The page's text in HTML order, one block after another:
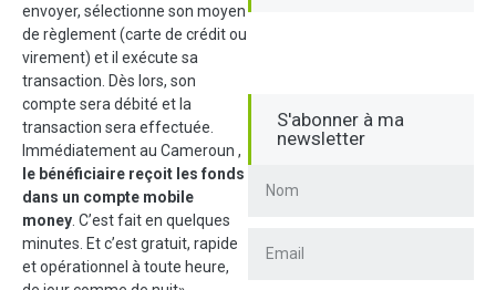
envoyer, sélectionne son moyen
de règlement (carte de crédit ou
virement) et il exécute sa
transaction. Dès lors, son
compte sera débité et la
transaction sera effectuée.
Immédiatement au Cameroun ,
le bénéficiaire reçoit les fonds
dans un compte mobile
money . C’est fait en quelques
minutes. Et c’est gratuit, rapide
et opérationnel à toute heure,
S'abonner à ma
newsletter